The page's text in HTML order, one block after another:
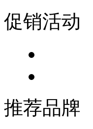
促销活动
推荐品牌